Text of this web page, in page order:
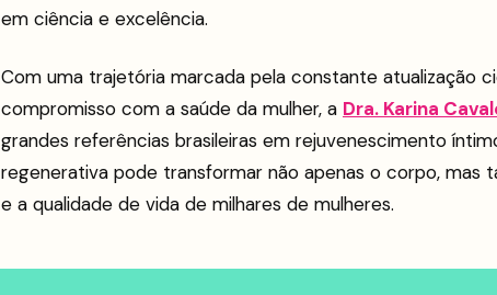
em ciência e excelência.
Com uma trajetória marcada pela constante atualização
compromisso com a saúde da mulher, a Dra. Karina
grandes referências brasileiras em rejuvenescimento
regenerativa pode transformar não apenas o corpo, mas
e a qualidade de vida de milhares de mulheres.